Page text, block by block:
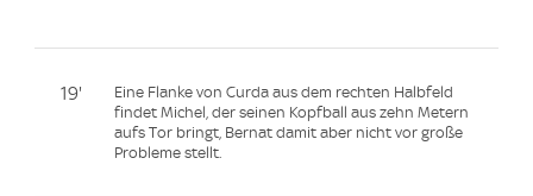
19'
Eine Flanke von Curda aus dem rechten Halbfeld
findet Michel, der seinen Kopfball aus zehn Metern
aufs Tor bringt, Bernat damit aber nicht vor große
Probleme stellt.